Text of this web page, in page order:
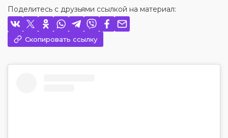
Поделитесь с друзьями ссылкой на материал:
Скопировать ссылку